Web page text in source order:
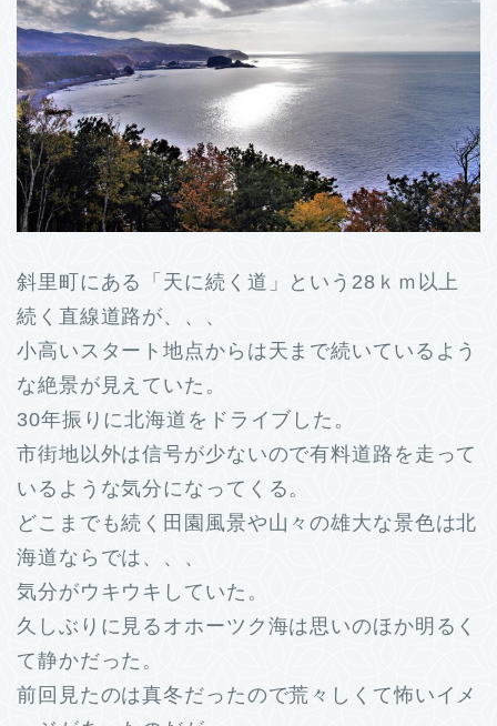
斜里町にある「天に続く道」という28ｋｍ以上
続く直線道路が、、、
小高いスタート地点からは天まで続いているよう
な絶景が見えていた。
30年振りに北海道をドライブした。
市街地以外は信号が少ないので有料道路を走って
いるような気分になってくる。
どこまでも続く田園風景や山々の雄大な景色は北
海道ならでは、、、
気分がウキウキしていた。
久しぶりに見るオホーツク海は思いのほか明るく
て静かだった。
前回見たのは真冬だったので荒々しくて怖いイメ